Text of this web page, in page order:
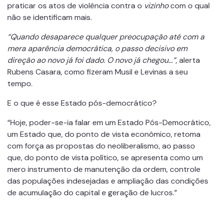
praticar os atos de violência contra o vizinhocom o qual
não se identificam mais.
“Quando desaparece qualquer preocupação até com a
mera aparência democrática, o passo decisivo em
direção ao novo já foi dado. O novo já chegou…”, alerta
Rubens Casara, como fizeram Musil e Levinas a seu
tempo.
E o que é esse Estado pós-democrático?
“Hoje, poder-se-ia falar em um Estado Pós-Democrático,
um Estado que, do ponto de vista econômico, retoma
com força as propostas do neoliberalismo, ao passo
que, do ponto de vista político, se apresenta como um
mero instrumento de manutenção da ordem, controle
das populações indesejadas e ampliação das condições
de acumulação do capital e geração de lucros.”